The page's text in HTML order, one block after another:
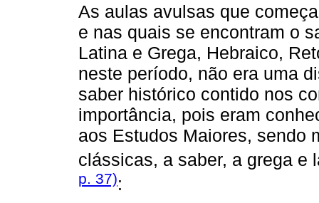
As aulas avulsas que
e nas quais se encontram o
Latina e Grega, Hebraico,
neste período, não era uma
saber histórico contido nos
importância, pois eram
aos Estudos Maiores, sendo
clássicas, a saber, a grega
p. 37):